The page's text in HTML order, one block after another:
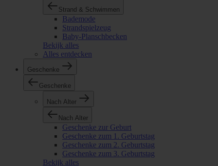
Strand & Schwimmen
Bademode
Strandspielzeug
Baby-Planschbecken
Bekijk alles
Alles entdecken
Geschenke
Geschenke
Nach Alter
Nach Alter
Geschenke zur Geburt
Geschenke zum 1. Geburtstag
Geschenke zum 2. Geburtstag
Geschenke zum 3. Geburtstag
Bekijk alles